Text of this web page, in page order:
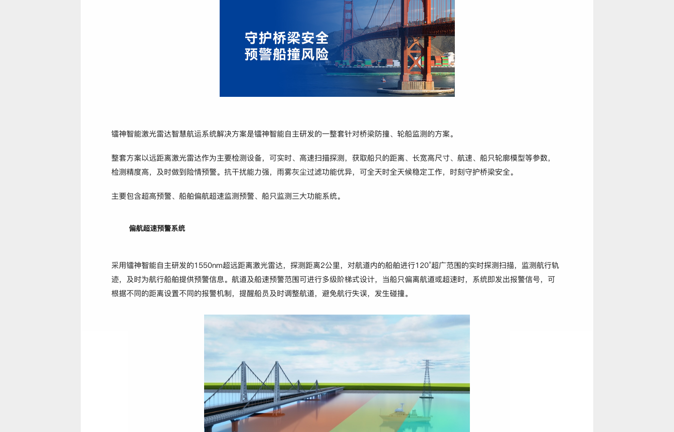
镭神智能激光雷达智慧航运系统解决方案是镭神智能自主研发的一整套针对桥梁防撞、轮船监测的方案。
整套方案以远距离激光雷达作为主要检测设备，可实时、高速扫描探测，获取船只的距离、长宽高尺寸、航速、船只轮廓模型等参数，
检测精度高，及时做到险情预警。抗干扰能力强，雨雾灰尘过滤功能优异，可全天时全天候稳定工作，时刻守护桥梁安全。
主要包含超高预警、船舶偏航超速监测预警、船只监测三大功能系统。
偏航超速预警系统
采用镭神智能自主研发的1550nm超远距离激光雷达，探测距离2公里，对航道内的船舶进行120°超广范围的实时探测扫描，监测航行轨
迹，及时为航行船舶提供预警信息。航道及船速预警范围可进行多级阶梯式设计，当船只偏离航道或超速时，系统即发出报警信号，可
根据不同的距离设置不同的报警机制，提醒船员及时调整航道，避免航行失误，发生碰撞。